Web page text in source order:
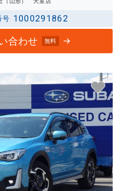
号 1000291862
合わせ 無料